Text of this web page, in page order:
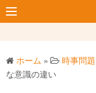
コ
ン
ツ
ホーム » 時事問題
な意識の違い